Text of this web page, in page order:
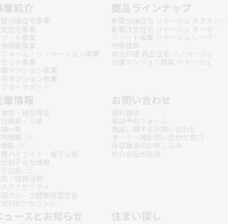
業紹介
分譲住宅事業
住宅事業
ート事業
建築事業
ォーム・リノベーション事業
ット事業
マンション事業
オプション事業
ターサポート
商品ラインナップ
新築分譲住宅 リナージュ ネクスジー
新築注文住宅 リナージュ オーダー
リゾート事業 リナージュ レーヴ
特殊建築
中古戸建 再生住宅 リノベージュ
分譲マンション建築 リナージュ
業情報
拶・経営理念
概要・沿革
一覧
情報
報
ハイライト・電子公告
前子会社情報
公告
・協賛活動
テナビリティ
グループ健康経営宣言
SNSアカウント
お問い合わせ
資料請求
来店予約フォーム
商品に関するお問い合わせ
オーナー様お問い合わせ窓口
保証継承のお申し込み
仲介会社の皆様
ュースとお知らせ 住まい探し